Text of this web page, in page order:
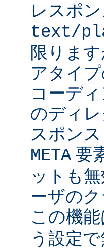
レスポ
text/
限りま
アタイ
コーデ
のディ
スポンス
META 要
ットも
ーザの
この機能
う設定